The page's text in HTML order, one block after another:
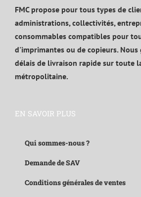
FMC propose pour tous types de
administrations, collectivités,
consommables compatibles pour
d'imprimantes ou de copieurs. Nous
délais de livraison rapide sur toute
métropolitaine.
EN SAVOIR PLUS
Qui sommes-nous ?
Demande de SAV
Conditions générales de ventes